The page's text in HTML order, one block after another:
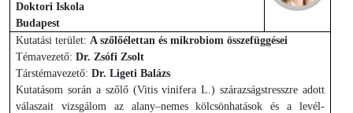
Doktori Iskola
Budapest
Kutatási terület: A szőlőélettan és mikrobiom összefüggései
Témavezető: Dr. Zsófi Zsolt
Társtémavezető: Dr. Ligeti Balázs
Kutatásom során a szőlő (Vitis vinifera L.) szárazságstresszre adott
válaszait vizsgálom az alany–nemes kölcsönhatások és a levél-